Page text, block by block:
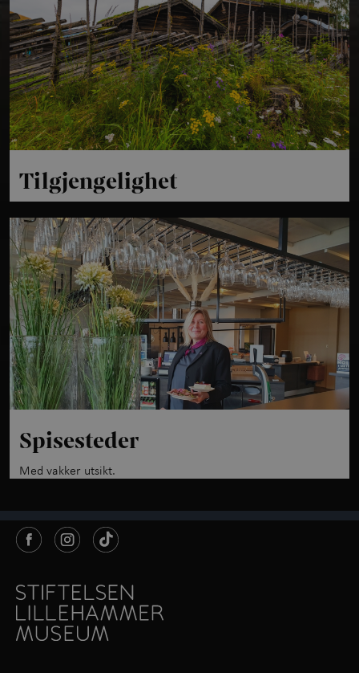
Tilgjengelighet
Spisesteder
Med vakker utsikt.